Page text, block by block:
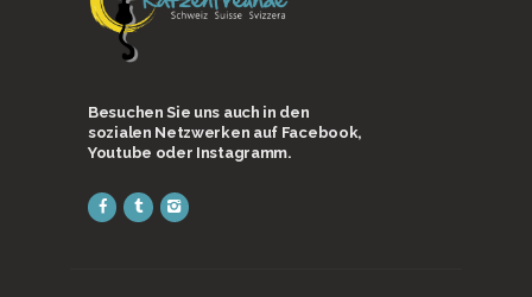
Besuchen Sie uns auch in den
sozialen Netzwerken auf Facebook,
Youtube oder Instagramm.